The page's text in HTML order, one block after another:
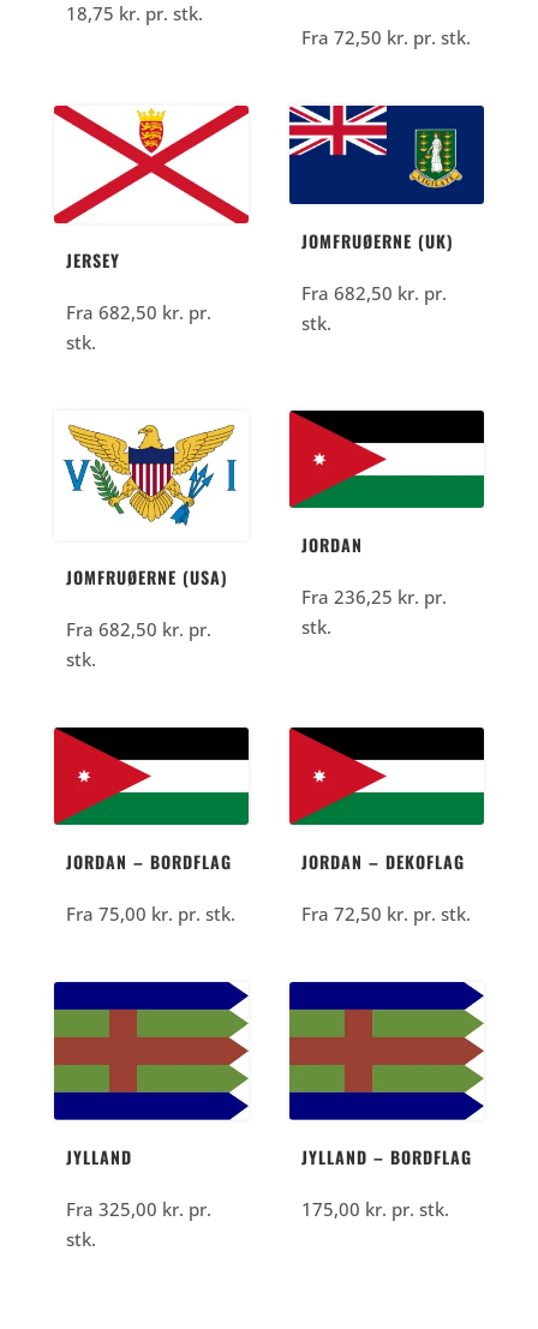
18,75 kr. pr. stk.
Fra72,50 kr. pr. stk.
JERSEY
Fra 682,50 kr. pr.
stk.
JOMFRUØERNE (UK)
Fra682,50 kr. pr.
stk.
JOMFRUØERNE (USA)
Fra 682,50 kr. pr.
stk.
JORDAN
Fra 236,25 kr. pr.
stk.
JORDAN – BORDFLAG
Fra 75,00 kr. pr. stk.
JORDAN – DEKOFLAG
Fra72,50 kr. pr. stk.
JYLLAND
Fra 325,00 kr. pr.
stk.
JYLLAND – BORDFLAG
175,00 kr. pr. stk.